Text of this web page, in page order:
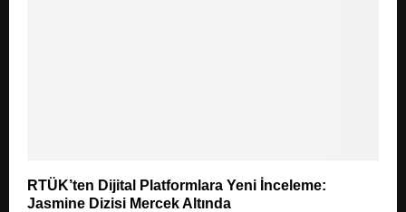
RTÜK’ten Dijital Platformlara Yeni İnceleme:
Jasmine Dizisi Mercek Altında